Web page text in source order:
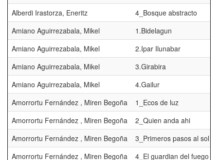
Alberdi Irastorza, Eneritz
4_Bosque abstracto
Amiano Aguirrezabala, Mikel
1.Bidelagun
Amiano Aguirrezabala, Mikel
2.Ipar Ilunabar
Amiano Aguirrezabala, Mikel
3.Girabira
Amiano Aguirrezabala, Mikel
4.Gailur
Amorrortu Fernández , Miren Begoña
1_Ecos de luz
Amorrortu Fernández , Miren Begoña
2_Quien anda ahi
Amorrortu Fernández , Miren Begoña
3_Primeros pasos al sol
Amorrortu Fernández , Miren Begoña
4_El guardian del fuego